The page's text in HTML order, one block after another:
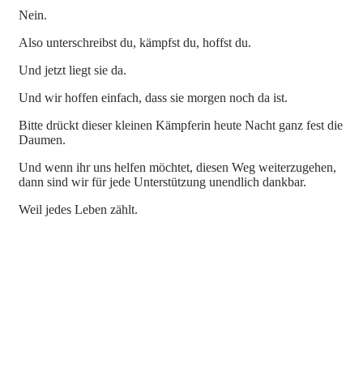
Nein.
Also unterschreibst du, kämpfst du, hoffst du.
Und jetzt liegt sie da.
Und wir hoffen einfach, dass sie morgen noch da ist.
Bitte drückt dieser kleinen Kämpferin heute Nacht ganz fest die
Daumen.
Und wenn ihr uns helfen möchtet, diesen Weg weiterzugehen,
dann sind wir für jede Unterstützung unendlich dankbar.
Weil jedes Leben zählt.